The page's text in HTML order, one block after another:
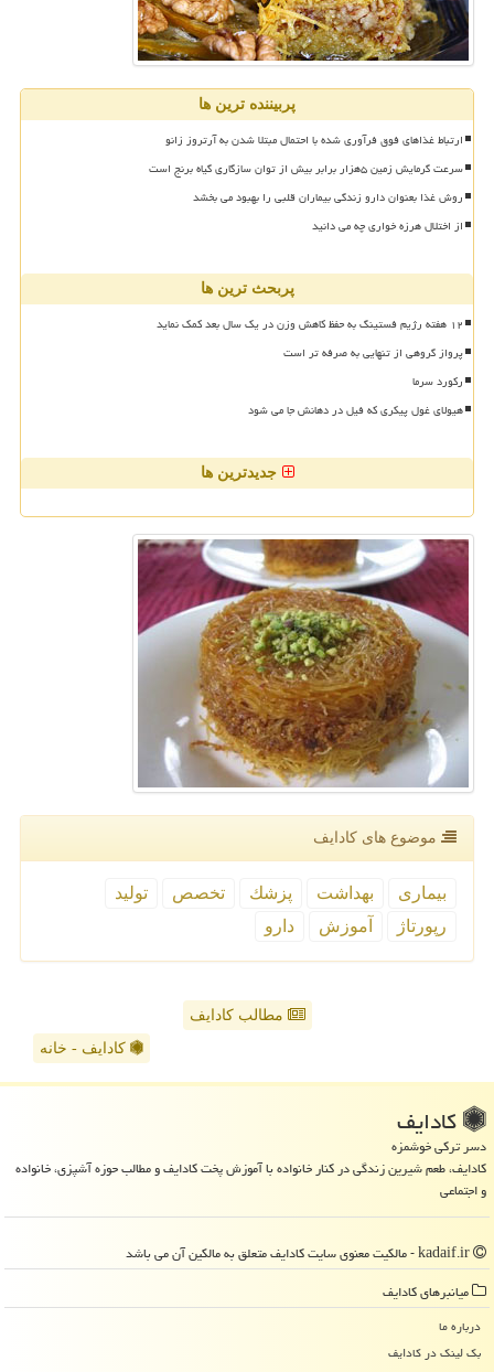
پربیننده ترین ها
ارتباط غذاهای فوق فرآوری شده با احتمال مبتلا شدن به آرتروز زانو
سرعت گرمایش زمین ۵هزار برابر بیش از توان سازگاری گیاه برنج است
روش غذا بعنوان دارو زندگی بیماران قلبی را بهبود می بخشد
از اختلال هرزه خواری چه می دانید
پربحث ترین ها
۱۲ هفته رژیم فستینگ به حفظ کاهش وزن در یک سال بعد کمک نماید
پرواز گروهی از تنهایی به صرفه تر است
رکورد سرما
هیولای غول پیکری که فیل در دهانش جا می شود
جدیدترین ها
موضوع های كادایف
بیماری بهداشت پزشك تخصص
تولید
رپورتاژ
آموزش دارو
مطالب کادایف
کادایف - خانه
كادایف
دسر ترکی خوشمزه
کادایف، طعم شیرین زندگی در کنار خانواده با آموزش پخت کادایف و مطالب حوزه آشپزی، خانواده
و اجتماعی
میانبرهای كادایف
درباره ما
بک لینک در كادایف